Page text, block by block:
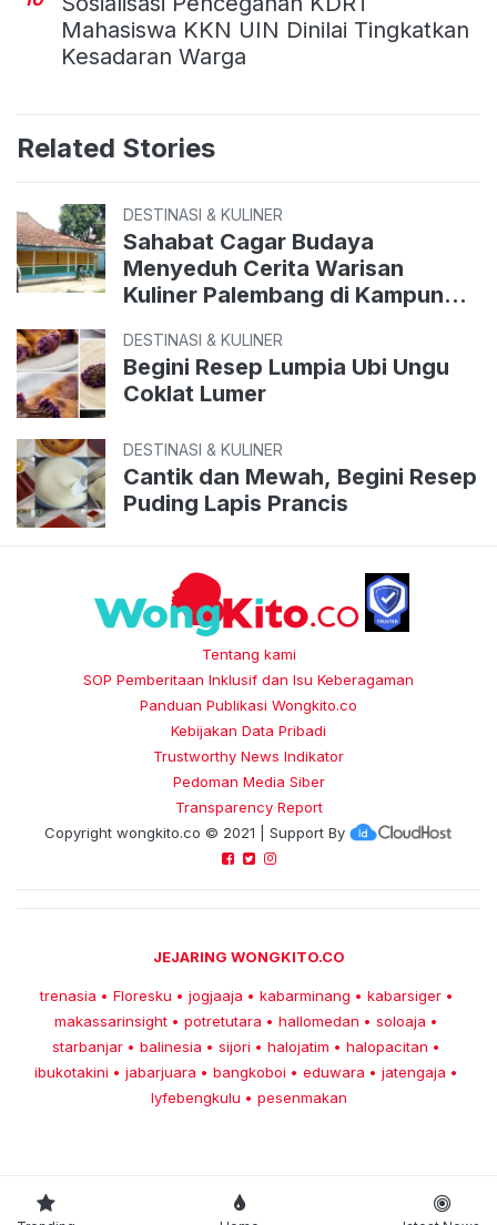
Mahasiswa KKN UIN Dinilai Tingkatkan
Kesadaran Warga
Related Stories
DESTINASI & KULINER
Sahabat Cagar Budaya
Menyeduh Cerita Warisan
Kuliner Palembang di Kampung
DESTINASI & KULINER
Begini Resep Lumpia Ubi Ungu
Coklat Lumer
DESTINASI & KULINER
Cantik dan Mewah, Begini Resep
Puding Lapis Prancis
Tentang kami
SOP Pemberitaan Inklusif dan Isu Keberagaman
Panduan Publikasi Wongkito.co
Kebijakan Data Pribadi
Trustworthy News Indikator
Pedoman Media Siber
Transparency Report
Copyright wongkito.co © 2021 | Support By
JEJARING WONGKITO.CO
trenasia • Floresku • jogjaaja • kabarminang • kabarsiger •
makassarinsight • potretutara • hallomedan • soloaja •
starbanjar • balinesia • sijori • halojatim • halopacitan •
ibukotakini • jabarjuara • bangkoboi • eduwara • jatengaja •
lyfebengkulu • pesenmakan